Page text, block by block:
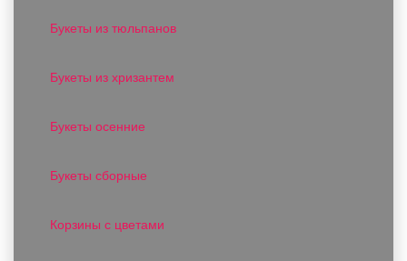
Букеты из тюльпанов
Букеты из хризантем
Букеты осенние
Букеты сборные
Корзины с цветами